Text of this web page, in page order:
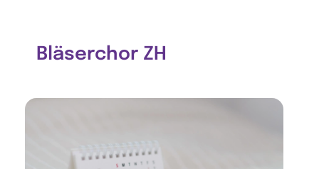
Bläserchor ZH